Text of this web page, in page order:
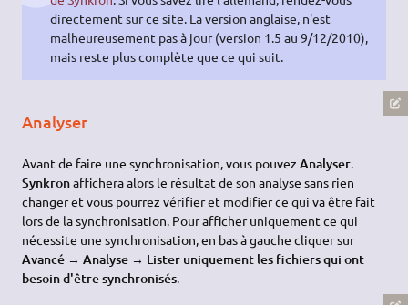
directement sur ce site. La version anglaise, n'est
malheureusement pas à jour (version 1.5 au 9/12/2010),
mais reste plus complète que ce qui suit.
Analyser
Avant de faire une synchronisation, vous pouvezAnalyser.
Synkronaffichera alors le résultat de son analyse sans rien
changer et vous pourrez vérifier et modifier ce qui va être fait
lors de la synchronisation. Pour afficher uniquement ce qui
nécessite une synchronisation, en bas à gauche cliquer sur
Avancé → Analyse → Lister uniquement les fichiers qui ont
besoin d'être synchronisés.